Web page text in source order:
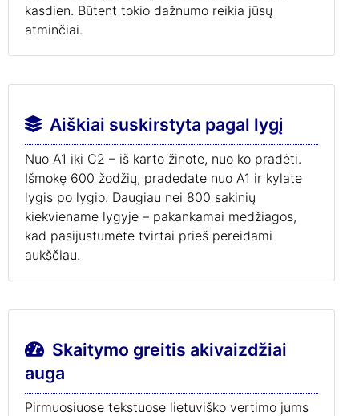
kasdien. Būtent tokio dažnumo reikia jūsų
atminčiai.
Aiškiai suskirstyta pagal lygį
Nuo A1 iki C2 – iš karto žinote, nuo ko pradėti.
Išmokę 600 žodžių, pradedate nuo A1 ir kylate
lygis po lygio. Daugiau nei 800 sakinių
kiekviename lygyje – pakankamai medžiagos,
kad pasijustumėte tvirtai prieš pereidami
aukščiau.
Skaitymo greitis akivaizdžiai
auga
Pirmuosiuose tekstuose lietuviško vertimo jums